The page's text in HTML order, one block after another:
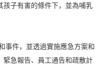
子有害的條件下，並為哺乳
件，並透過實施應急方案和
急報告、員工通告和疏散計